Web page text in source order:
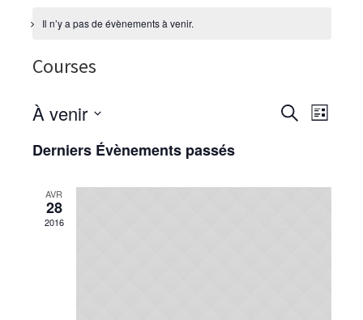
Il n’y a pas de évènements à venir.
Courses
Recherche
RECHERCHE
LISTE
À venir
une
Derniers Évènements passés
AVR
28
2016